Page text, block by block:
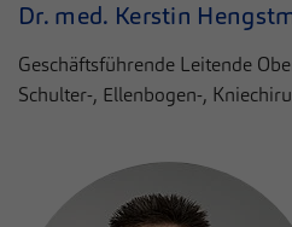
Dr. med. Kerstin
Geschäftsführende Leitende
Schulter-, Ellenbogen-,